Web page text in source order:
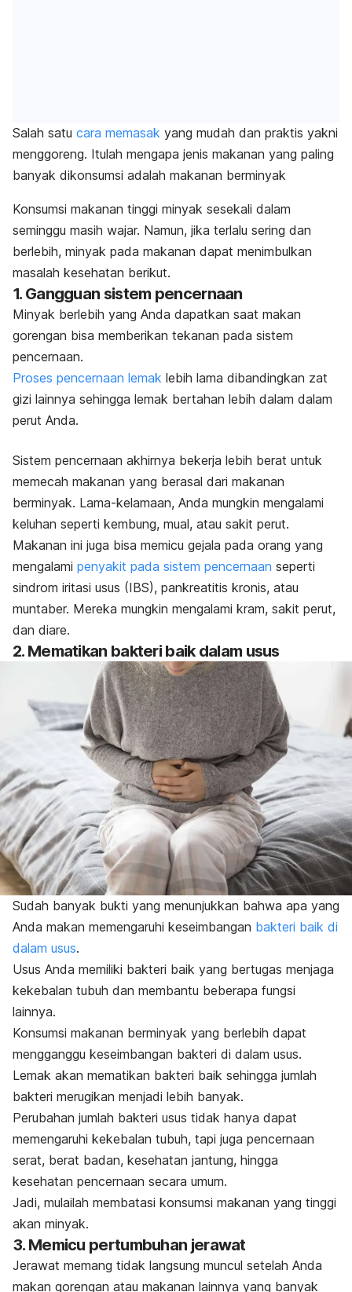
Salah satu cara memasak yang mudah dan praktis yakni
menggoreng. Itulah mengapa jenis makanan yang paling
banyak dikonsumsi adalah makanan berminyak
Konsumsi makanan tinggi minyak sesekali dalam
seminggu masih wajar. Namun, jika terlalu sering dan
berlebih, minyak pada makanan dapat menimbulkan
masalah kesehatan berikut.
1. Gangguan sistem pencernaan
Minyak berlebih yang Anda dapatkan saat makan
gorengan bisa memberikan tekanan pada sistem
pencernaan.
Proses pencernaan lemak lebih lama dibandingkan zat
gizi lainnya sehingga lemak bertahan lebih dalam dalam
perut Anda.
Sistem pencernaan akhirnya bekerja lebih berat untuk
memecah makanan yang berasal dari makanan
berminyak. Lama-kelamaan, Anda mungkin mengalami
keluhan seperti kembung, mual, atau sakit perut.
Makanan ini juga bisa memicu gejala pada orang yang
mengalami penyakit pada sistem pencernaan seperti
sindrom iritasi usus (IBS), pankreatitis kronis, atau
muntaber. Mereka mungkin mengalami kram, sakit perut,
dan diare.
2. Mematikan bakteri baik dalam usus
Sudah banyak bukti yang menunjukkan bahwa apa yang
Anda makan memengaruhi keseimbangan bakteri baik di
dalam usus.
Usus Anda memiliki bakteri baik yang bertugas menjaga
kekebalan tubuh dan membantu beberapa fungsi
lainnya.
Konsumsi makanan berminyak yang berlebih dapat
mengganggu keseimbangan bakteri di dalam usus.
Lemak akan mematikan bakteri baik sehingga jumlah
bakteri merugikan menjadi lebih banyak.
Perubahan jumlah bakteri usus tidak hanya dapat
memengaruhi kekebalan tubuh, tapi juga pencernaan
serat, berat badan, kesehatan jantung, hingga
kesehatan pencernaan secara umum.
Jadi, mulailah membatasi konsumsi makanan yang tinggi
akan minyak.
3. Memicu pertumbuhan jerawat
Jerawat memang tidak langsung muncul setelah Anda
makan gorengan atau makanan lainnya yang banyak